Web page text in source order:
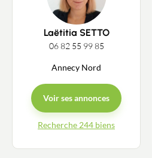
Laëtitia SETTO
06 82 55 99 85
Annecy Nord
Voir ses annonces
Recherche 244 biens